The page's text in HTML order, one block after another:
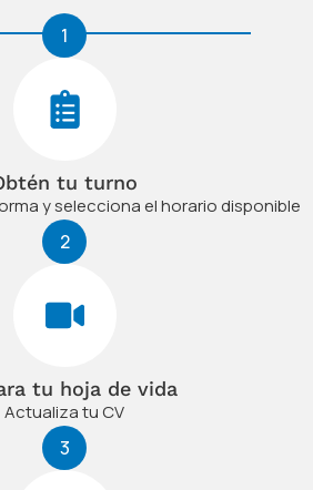
1
tu turno
y selecciona el horario disponible
2
tu hoja de vida
Actualiza tu CV
3